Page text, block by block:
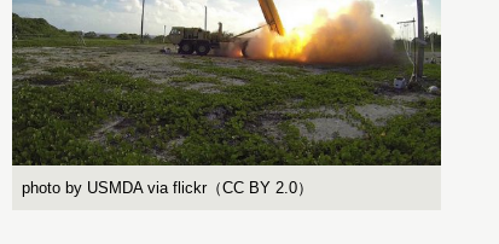
photo by USMDA via flickr（CC BY 2.0）